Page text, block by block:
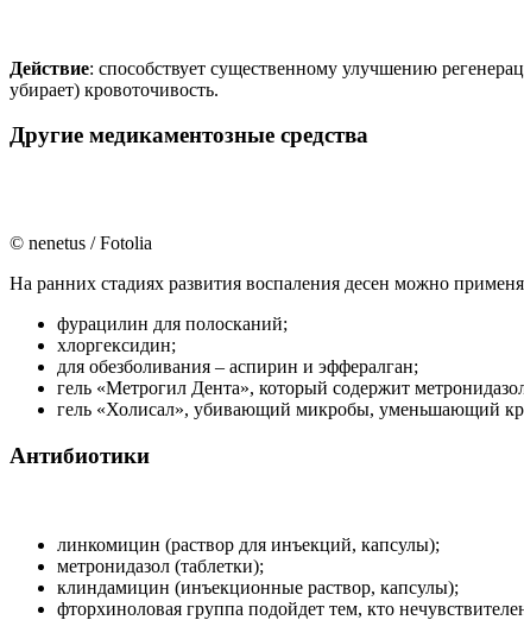
Действие: способствует существенному улучшению
убирает) кровоточивость.
Другие медикаментозные средства
© nenetus / Fotolia
На ранних стадиях развития воспаления десен можно
фурацилин для полосканий;
хлоргексидин;
для обезболивания – аспирин и эффералган;
гель «Метрогил Дента», который содержит
гель «Холисал», убивающий микробы, уменьшающий
Антибиотики
линкомицин (раствор для инъекций, капсулы);
метронидазол (таблетки);
клиндамицин (инъекционные раствор, капсулы);
фторхиноловая группа подойдет тем, кто